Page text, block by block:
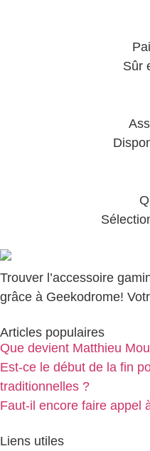
Sûr
Trouver l’accessoire
grâce à Geekodrome!
Articles populaires
Que devient Matthieu
Est-ce le début de la fin
traditionnelles ?
Faut-il encore faire appel
Liens utiles